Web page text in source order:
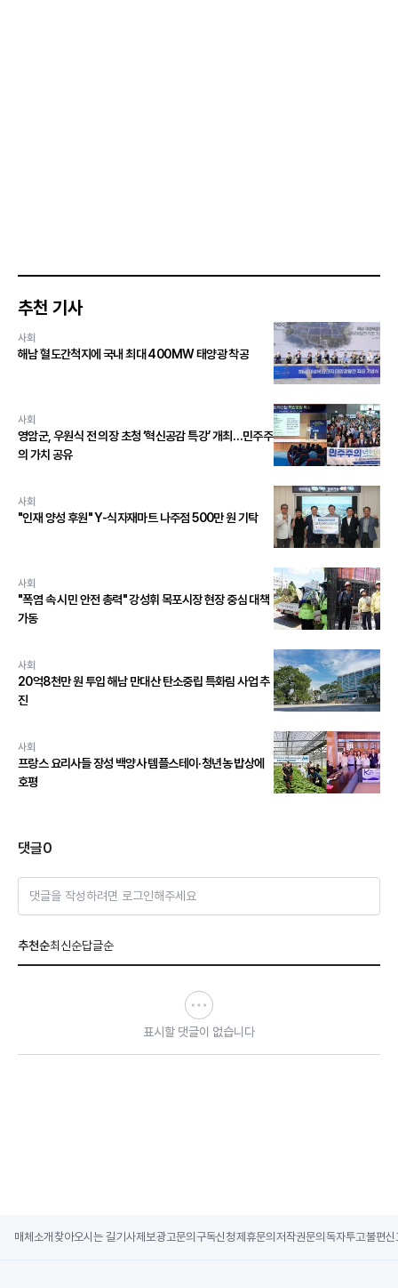
추천 기사
사회
해남 혈도간척지에 국내 최대 400MW 태양광 착공
사회
영암군, 우원식 전 의장 초청 ‘혁신공감 특강’ 개최…민주주
의 가치 공유
사회
"인재 양성 후원" Y-식자재마트 나주점 500만 원 기탁
사회
"폭염 속 시민 안전 총력" 강성휘 목포시장 현장 중심 대책
가동
사회
20억8천만 원 투입 해남 만대산 탄소중립 특화림 사업 추
진
사회
프랑스 요리사들 장성 백양사 템플스테이·청년농 밥상에
호평
댓글0
댓글을 작성하려면 로그인해주세요
추천순최신순답글순
표시할 댓글이 없습니다
매체소개 찾아오시는 길기사제보광고문의 구독신청제휴문의 저작권문의 독자투고불편신